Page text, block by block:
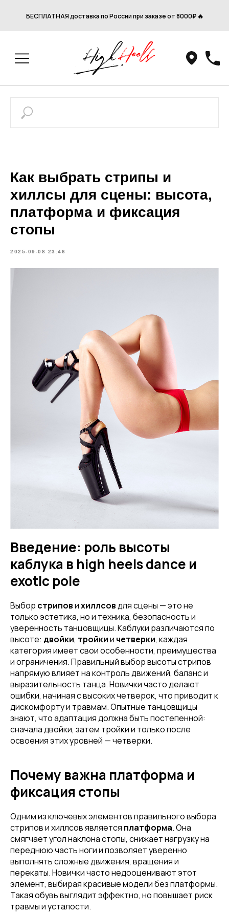
БЕСПЛАТНАЯ доставка по России при заказе от 8000₽ 🔥
Как выбрать стрипы и
хиллсы для сцены: высота,
платформа и фиксация
стопы
2025-09-08 23:46
Введение: роль высоты
каблука в high heels dance и
exotic pole
Выбор стриповихиллсовдля сцены — это не
только эстетика, но и техника, безопасность и
уверенность танцовщицы. Каблуки различаются по
высоте: двойки, тройкии четверки, каждая
категория имеет свои особенности, преимущества
и ограничения. Правильный выбор высоты стрипов
напрямую влияет на контроль движений, баланс и
выразительность танца. Новички часто делают
ошибки, начиная с высоких четверок, что приводит к
дискомфорту и травмам. Опытные танцовщицы
знают, что адаптация должна быть постепенной:
сначала двойки, затем тройки и только после
освоения этих уровней — четверки.
Почему важна платформа и
фиксация стопы
Одним из ключевых элементов правильного выбора
стрипов и хиллсов является платформа. Она
смягчает угол наклона стопы, снижает нагрузку на
переднюю часть ноги и позволяет уверенно
выполнять сложные движения, вращения и
перекаты. Новички часто недооценивают этот
элемент, выбирая красивые модели без платформы.
Такая обувь выглядит эффектно, но повышает риск
травмы и усталости.